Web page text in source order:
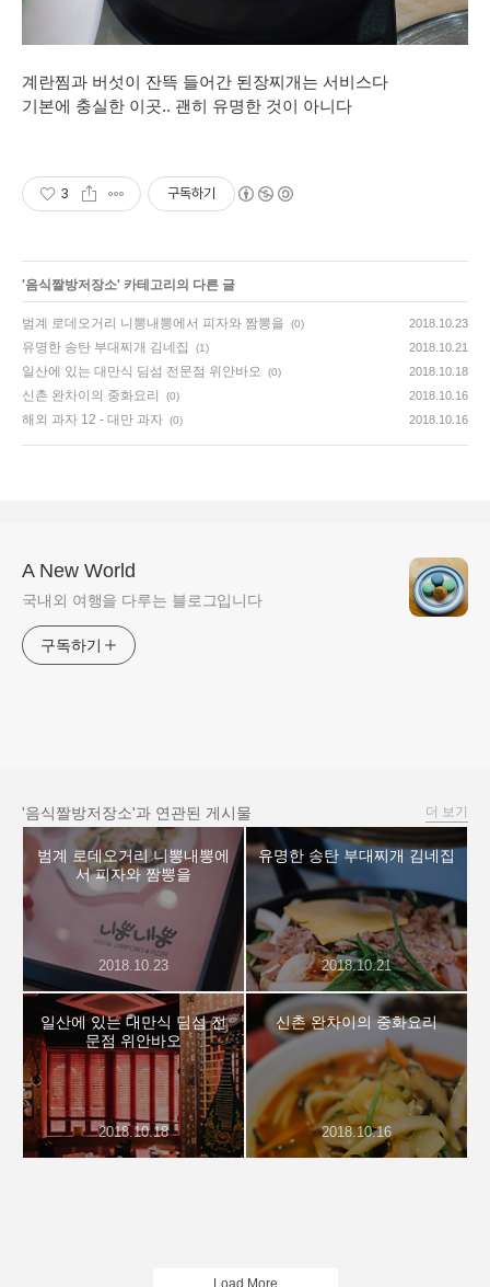
계란찜과 버섯이 잔뜩 들어간 된장찌개는 서비스다
기본에 충실한 이곳.. 괜히 유명한 것이 아니다
3 구독하기
'음식짤방저장소' 카테고리의 다른 글
범계 로데오거리 니뽕내뽕에서 피자와 짬뽕을 (0) 2018.10.23
유명한 송탄 부대찌개 김네집 (1) 2018.10.21
일산에 있는 대만식 딤섬 전문점 위안바오 (0) 2018.10.18
신촌 완차이의 중화요리 (0) 2018.10.16
해외 과자 12 - 대만 과자 (0) 2018.10.16
A New World
국내외 여행을 다루는 블로그입니다
구독하기
'음식짤방저장소'과 연관된 게시물
범계 로데오거리 니뽕내뽕에
서 피자와 짬뽕을
2018.10.23
유명한 송탄 부대찌개 김네집
2018.10.21
일산에 있는 대만식 딤섬 전
문점 위안바오
2018.10.18
신촌 완차이의 중화요리
2018.10.16
더 보기
Load More